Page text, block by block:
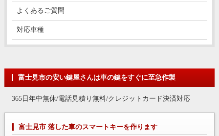
富士見市の安い鍵屋さんは車の鍵をすぐに至急作製
365日年中無休/電話見積り無料/クレジットカード決済対応
富士見市 落した車のスマートキーを作ります
よくあるご質問
対応車種